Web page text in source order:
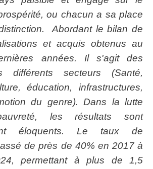
ou chacun a sa place
Abordant le bilan de
et acquis obtenus au
années. Il s'agit des
différents secteurs (Santé,
éducation, infrastructures,
du genre). Dans la lutte
les résultats sont
éloquents. Le taux de
de près de 40% en 2017 à
permettant à plus de 1,5